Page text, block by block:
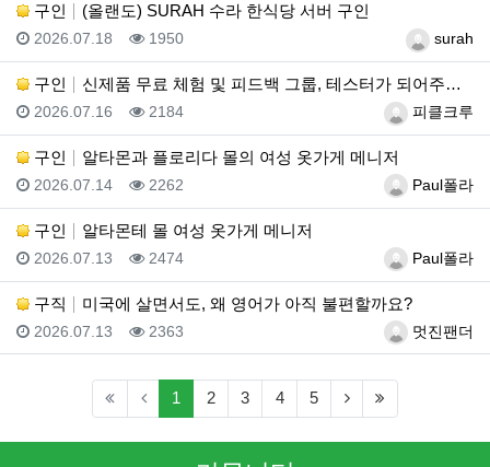
구인 (올랜도) SURAH 수라 한식당 서버 구인
등록자surah
등록일
2026.07.18 조회
1950
구인 신제품 무료 체험 및 피드백 그룹, 테스터가 되어주세요…
등록자피클크루
등록일
2026.07.16 조회
2184
구인 알타몬과 플로리다 몰의 여성 옷가게 메니저
등록자Paul폴라
등록일
2026.07.14 조회
2262
구인 알타몬테 몰 여성 옷가게 메니저
등록자Paul폴라
등록일
2026.07.13 조회
2474
구직 미국에 살면서도, 왜 영어가 아직 불편할까요?
등록자멋진팬더
등록일
2026.07.13 조회
2363
1 (current)
2 3 4 5 (next)